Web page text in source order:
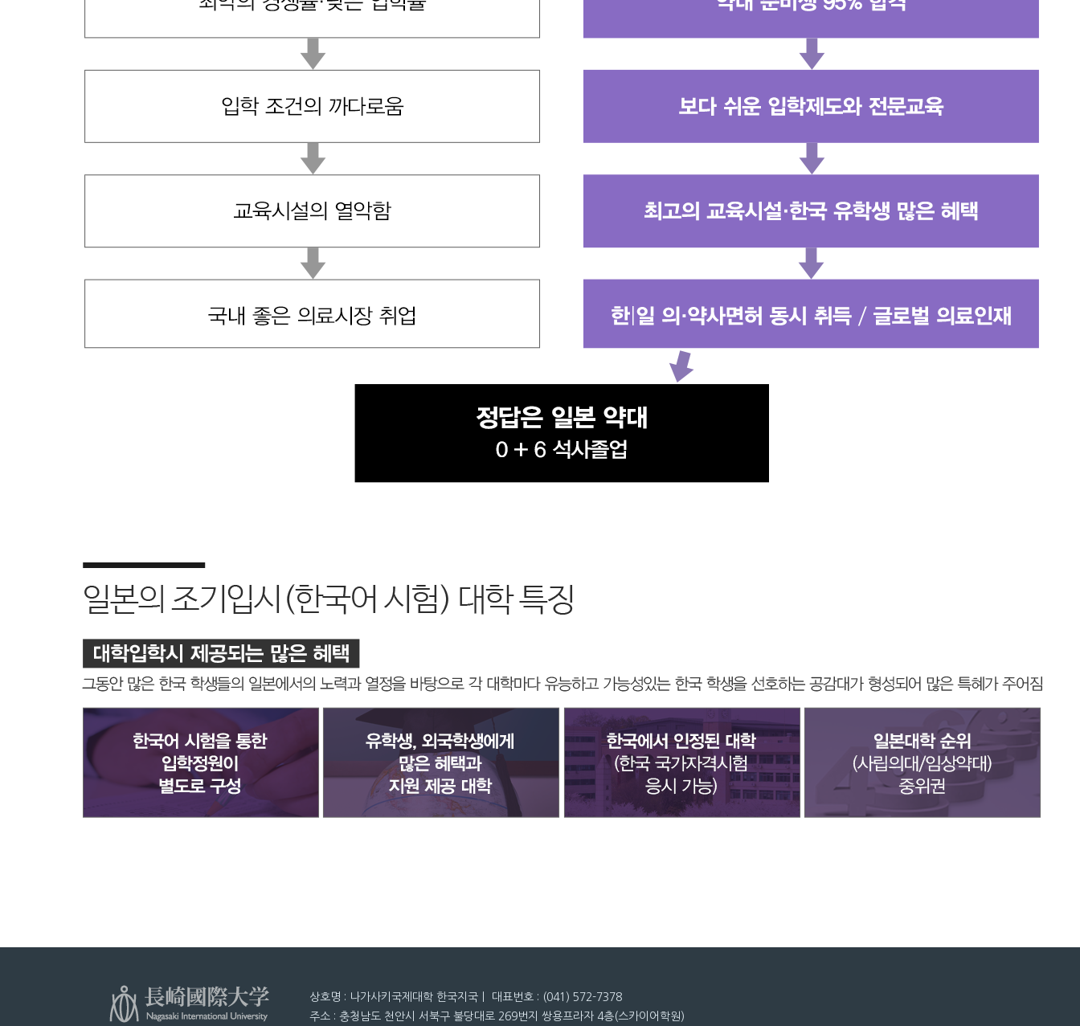
상호명 : 나가사키국제대학 한국지국ㅣ 대표번호 : (041) 572-7378
주소 : 충청남도 천안시 서북구 불당대로 269번지 쌍용프라자 4층(스카이어학원)